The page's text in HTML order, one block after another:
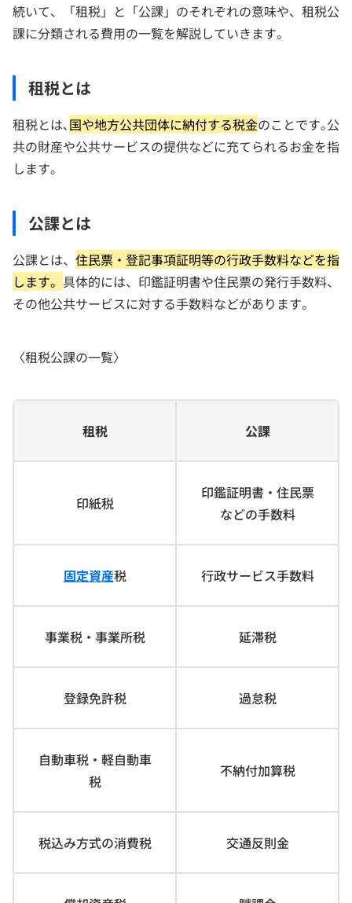
続いて、「租税」と「公課」のそれぞれの意味や、租税公
課に分類される費用の一覧を解説していきます。
租税とは
租税とは､国や地方公共団体に納付する税金のことです｡公
共の財産や公共サービスの提供などに充てられるお金を指
します。
公課とは
公課とは、 住民票・登記事項証明等の行政手数料などを指
します。 具体的には、印鑑証明書や住民票の発行手数料、
その他公共サービスに対する手数料などがあります。
〈租税公課の一覧〉
租税 公課
印紙税
印鑑証明書・住民票
などの手数料
固定資産税 行政サービス手数料
事業税・事業所税 延滞税
登録免許税 過怠税
自動車税・軽自動車
税
不納付加算税
税込み方式の消費税 交通反則金